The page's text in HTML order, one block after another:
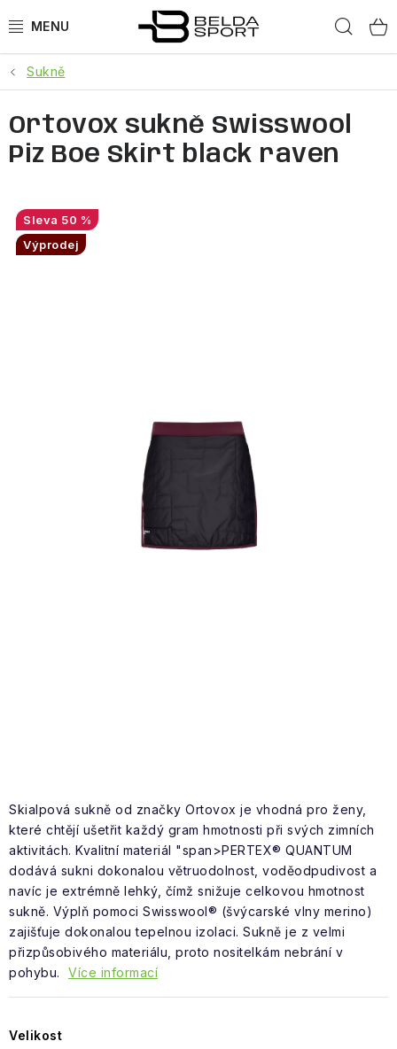
na
SPORTY
BĚH
BOGNER
OBLEČENÍ
Sukně
Skialpová sukně od značky Ortovox je vhodná pro ženy,
které chtějí ušetřit každý gram hmotnosti při svých zimních
aktivitách. Kvalitní materiál "span>PERTEX® QUANTUM
dodává sukni dokonalou větruodolnost, voděodpudivost a
navíc je extrémně lehký, čímž snižuje celkovou hmotnost
sukně. Výplň pomoci Swisswool® (švýcarské vlny merino)
zajišťuje dokonalou tepelnou izolaci. Sukně je z velmi
přizpůsobivého materiálu, proto nositelkám nebrání v
pohybu.
Více informací
Velikost
Ortovox sukně Swisswool
Piz Boe Skirt black raven
50 %
Výprodej